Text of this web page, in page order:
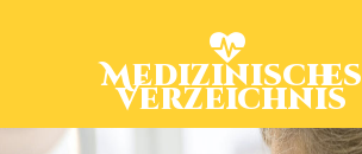
Medizinisches
Verzeichnis